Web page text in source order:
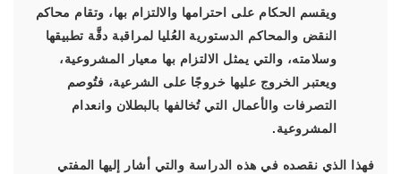
ويقسم الحكام على احترامها والالتزام بها، وتقام محاكم
النقض والمحاكم الدستورية العُليا لمراقبة دقَّة تطبيقها
وسلامته، والتي يمثل الالتزام بها معيار المشروعية،
ويعتبر الخروج عليها خروجًا على الشرعية، فتُوصم
التصرفات والأعمال التي تُخالفها بالبطلان وانعدام
المشروعية.
فهذا الذي نقصده في هذه الدراسة والتي أشار إليها المفتي